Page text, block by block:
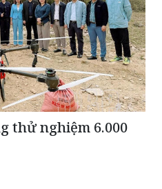
thử nghiệm 6.000